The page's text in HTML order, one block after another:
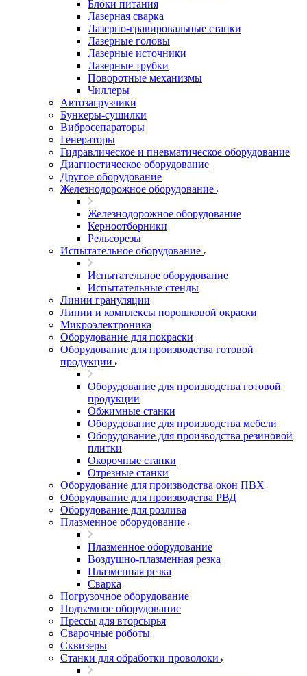
Блоки питания
Лазерная сварка
Лазерно-гравировальные станки
Лазерные головы
Лазерные источники
Лазерные трубки
Поворотные механизмы
Чиллеры
Автозагрузчики
Бункеры-сушилки
Вибросепараторы
Генераторы
Гидравлическое и пневматическое оборудование
Диагностическое оборудование
Другое оборудование
Железнодорожное оборудование
Железнодорожное оборудование
Керноотборники
Рельсорезы
Испытательное оборудование
Испытательное оборудование
Испытательные стенды
Линии грануляции
Линии и комплексы порошковой окраски
Микроэлектроника
Оборудование для покраски
Оборудование для производства готовой
продукции
Оборудование для производства готовой
продукции
Обжимные станки
Оборудование для производства мебели
Оборудование для производства резиновой
плитки
Окорочные станки
Отрезные станки
Оборудование для производства окон ПВХ
Оборудование для производства РВД
Оборудование для розлива
Плазменное оборудование
Плазменное оборудование
Воздушно-плазменная резка
Плазменная резка
Сварка
Погрузочное оборудование
Подъемное оборудование
Прессы для вторсырья
Сварочные роботы
Сквизеры
Станки для обработки проволоки